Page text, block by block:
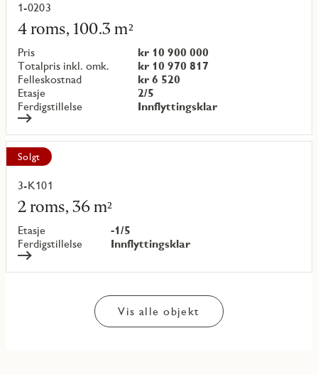
1-0203
4 roms, 100.3 m²
Pris
kr 10 900 000
Totalpris inkl. omk.
kr 10 970 817
Felleskostnad
kr 6 520
Etasje
2/5
Ferdigstillelse
Innflyttingsklar
Les
mer
om
objekt
{objectNumber}
Solgt
3-K101
2 roms, 36 m²
Etasje
-1/5
Ferdigstillelse
Innflyttingsklar
Les
mer
om
objekt
{objectNumber}
Vis alle objekt